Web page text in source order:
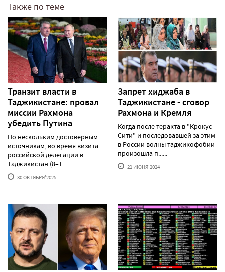
Также по теме
Транзит власти в
Таджикистане: провал
миссии Рахмона
убедить Путина
По нескольким достоверным
источникам, во время визита
российской делегации в
Таджикистан (8–1......
30 ОКТЯБРЯ'2025
Запрет хиджаба в
Таджикистане - сговор
Рахмона и Кремля
Когда после теракта в "Крокус-
Сити" и последовавшей за этим
в России волны таджикофобии
произошла п......
21 ИЮНЯ'2024